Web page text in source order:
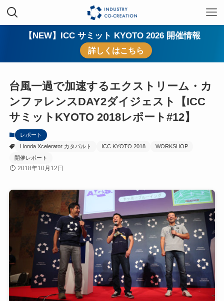
【NEW】ICC サミット KYOTO 2026 開催情報
詳しくはこちら
台風一過で加速するエクストリーム・カ
ンファレンスDAY2ダイジェスト【ICC
サミットKYOTO 2018レポート#12】
レポート
Honda Xcelerator カタパルト
ICC KYOTO 2018
WORKSHOP
開催レポート
2018年10月12日